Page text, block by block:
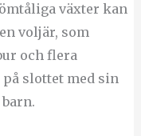
växter kan
voljär, som
och flera
på slottet med sin